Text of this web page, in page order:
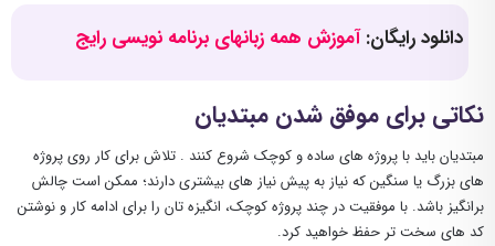
دانلود رایگان:آموزش همه زبانهای برنامه نویسی رایج
نکاتی برای موفق شدن مبتدیان
مبتدیان باید با پروژه های ساده و کوچک شروع کنند . تلاش برای کار روی پروژه
‌های بزرگ یا سنگین که نیاز به پیش نیاز های بیشتری دارند؛ ممکن است چالش
برانگیز باشد. با موفقیت در چند پروژه کوچک، انگیزه تان را برای ادامه کار و نوشتن
کد های سخت تر حفظ خواهید کرد.